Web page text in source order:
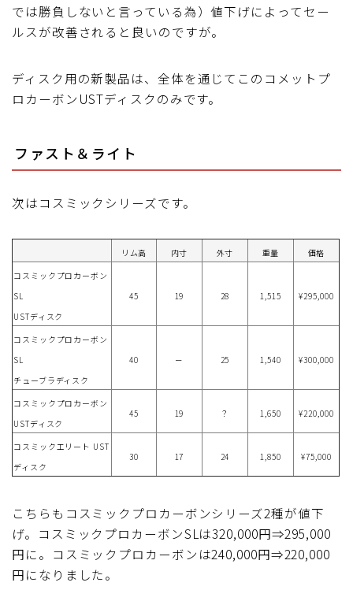
では勝負しないと言っている為）値下げによってセー
ルスが改善されると良いのですが。
ディスク用の新製品は、全体を通じてこのコメットプ
ロカーボンUSTディスクのみです。
ファスト＆ライト
次はコスミックシリーズです。
リム高 内寸 外寸 重量
価格
コスミックプロカーボン
SL
USTディスク
45 19 28 1,515 ¥295,000
コスミックプロカーボン
SL
チューブラディスク
40 － 25 1,540 ¥300,000
コスミックプロカーボン
USTディスク
45 19 ？ 1,650 ¥220,000
コスミックエリート UST
ディスク
30 17 24 1,850 ¥75,000
こちらもコスミックプロカーボンシリーズ2種が値下
げ。コスミックプロカーボンSLは320,000円⇒295,000
円に。コスミックプロカーボンは240,000円⇒220,000
円になりました。